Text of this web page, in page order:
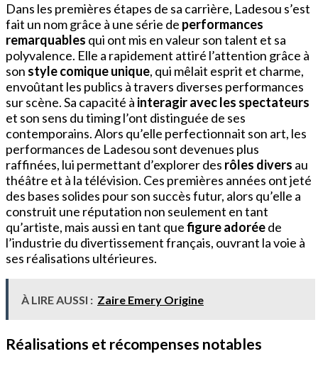
Dans les premières étapes de sa carrière, Ladesou s’est
fait un nom grâce à une série de performances
remarquables qui ont mis en valeur son talent et sa
polyvalence. Elle a rapidement attiré l’attention grâce à
son style comique unique, qui mêlait esprit et charme,
envoûtant les publics à travers diverses performances
sur scène. Sa capacité à interagir avec les spectateurs
et son sens du timing l’ont distinguée de ses
contemporains. Alors qu’elle perfectionnait son art, les
performances de Ladesou sont devenues plus
raffinées, lui permettant d’explorer des rôles divers au
théâtre et à la télévision. Ces premières années ont jeté
des bases solides pour son succès futur, alors qu’elle a
construit une réputation non seulement en tant
qu’artiste, mais aussi en tant quefigure adoréede
l’industrie du divertissement français, ouvrant la voie à
ses réalisations ultérieures.
À LIRE AUSSI : Zaire Emery Origine
Réalisations et récompenses notables